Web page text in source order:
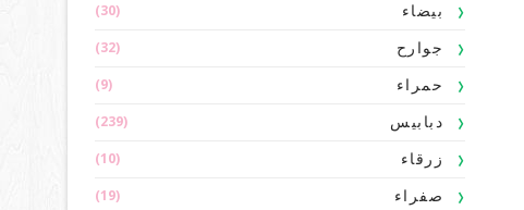
بيضاء (30)
جوارح (32)
حمراء (9)
دبابيس (239)
زرقاء (10)
صفراء (19)